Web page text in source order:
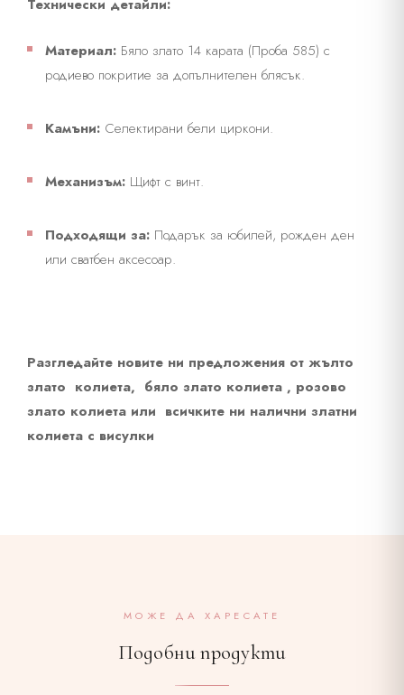
Технически детайли:
Материал: Бяло злато 14 карата (Проба 585) с
родиево покритие за допълнителен блясък.
Камъни: Селектирани бели циркони.
Механизъм: Щифт с винт.
Подходящи за: Подарък за юбилей, рожден ден
или сватбен аксесоар.
Разгледайте новите ни предложения от жълто
злато колиета, бяло злато колиета , розово
злато колиета или всичките ни налични златни
колиета с висулки
МОЖЕ ДА ХАРЕСАТЕ
Подобни продукти